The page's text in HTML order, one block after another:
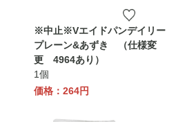
※中止※Vエイドパンデイリー
プレーン&あずき （仕様変
更 4964あり）
1個
価格：264円